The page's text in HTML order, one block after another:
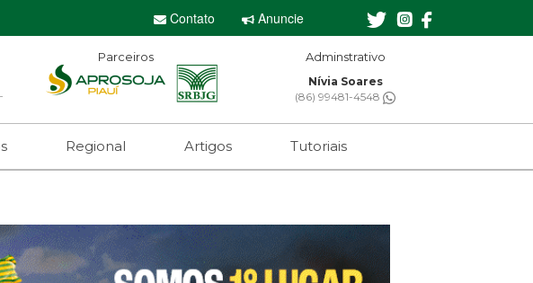
Contato Anuncie
Parceiros Adminstrativo
Nívia Soares
(86) 99481-4548
Regional Artigos Tutoriais